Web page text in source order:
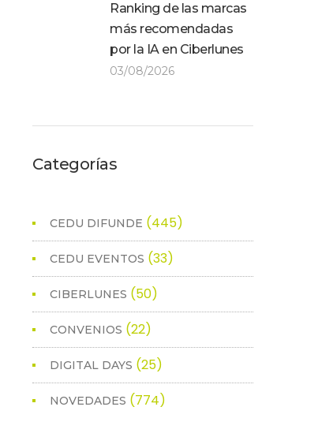
Ranking de las marcas
más recomendadas
por la IA en Ciberlunes
03/08/2026
Categorías
CEDU DIFUNDE (445)
CEDU EVENTOS (33)
CIBERLUNES (50)
CONVENIOS (22)
DIGITAL DAYS (25)
NOVEDADES (774)